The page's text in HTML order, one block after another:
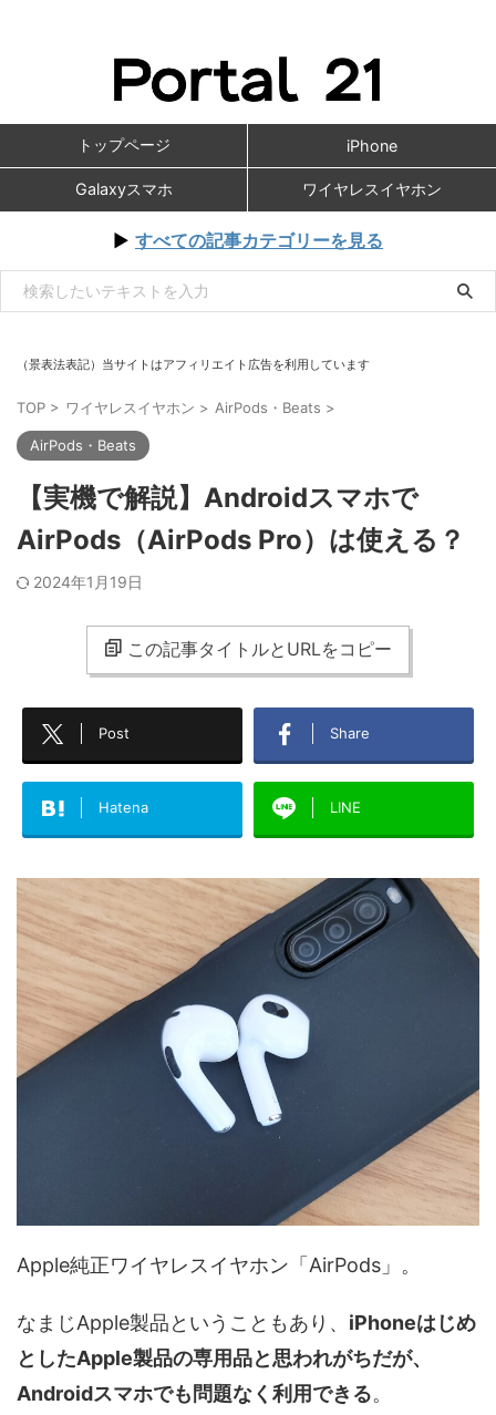
トップページ iPhone
Galaxyスマホ ワイヤレスイヤホン
▶ すべての記事カテゴリーを見る
（景表法表記）当サイトはアフィリエイト広告を利用しています
TOP > ワイヤレスイヤホン > AirPods・Beats >
AirPods・Beats
【実機で解説】Androidスマホで
AirPods（AirPods Pro）は使える？
2024年1月19日
この記事タイトルとURLをコピー
Post Share
Hatena LINE
Apple純正ワイヤレスイヤホン「AirPods」。
なまじApple製品ということもあり、 iPhoneはじめ
としたApple製品の専用品と思われがちだが、
Androidスマホでも問題なく利用できる。